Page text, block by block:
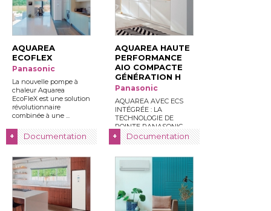
AQUAREA
ECOFLEX
Panasonic
La nouvelle pompe à
chaleur Aquarea
EcoFleX est une solution
révolutionnaire
combinée à une ...
+ Documentation
AQUAREA HAUTE
PERFORMANCE
AIO COMPACTE
GÉNÉRATION H
Panasonic
AQUAREA AVEC ECS
INTÉGRÉE : LA
TECHNOLOGIE DE
POINTE PANASONIC
POUR VOTRE
INTÉRIEUR ...
+ Documentation